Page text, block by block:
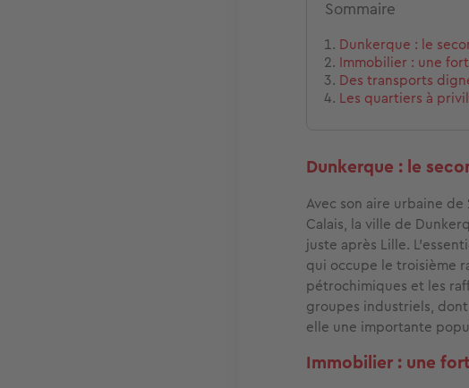
Sommaire
Dunkerque : le
Immobilier : une
Des transports
Les quartiers à
Dunkerque : le
Avec son aire urbaine
Calais, la ville de
juste après Lille.
qui occupe le troisième
pétrochimiques et les
groupes industriels,
elle une importante
Immobilier : une